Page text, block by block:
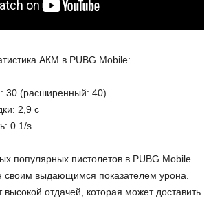
АКМ в PUBG Mobile:
30 (расширенный: 40)
2,9 с
0.1/s
популярных пистолетов в PUBG Mobile.
своим выдающимся показателем урона.
отдачей, которая может доставить